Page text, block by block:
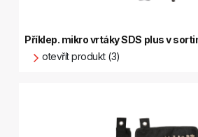
Příklep. mikro vrtáky SDS plus v
otevřít produkt (3)